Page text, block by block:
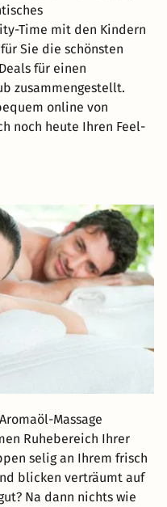
Time mit den Kindern
Sie die schönsten
für einen
zusammengestellt.
online von
noch heute Ihren Feel-
Massage
Ruhebereich Ihrer
selig an Ihrem frisch
blicken verträumt auf
Na dann nichts wie